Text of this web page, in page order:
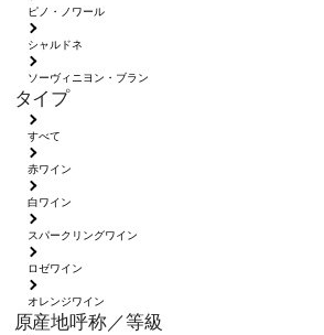
ピノ・ノワール
シャルドネ
ソーヴィニヨン・ブラン
タイプ
すべて
赤ワイン
白ワイン
スパークリングワイン
ロゼワイン
オレンジワイン
原産地呼称／等級